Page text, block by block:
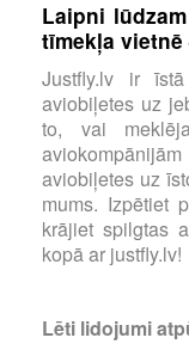
Laipni
tīmekļa
Justfly.lv ir
aviobiļetes uz
to, vai
aviobiļetes uz
mums. Izpētiet
krājiet spilgtas
kopā ar justfly.lv!
Lēti lidojumi